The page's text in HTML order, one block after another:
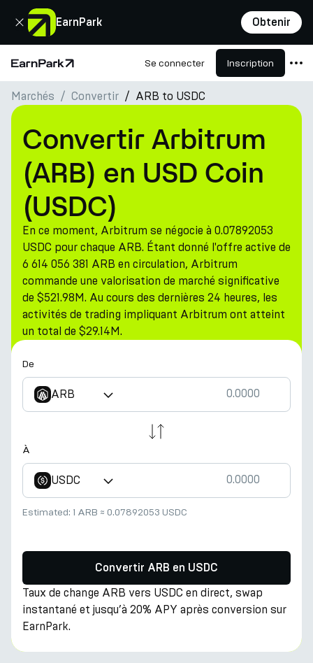
EarnPark Obtenir
Fermer
Page d'accueil Se connecter Inscription
Produits
Marchés
Calculatrices
PARK Token
Ressources
Entreprise
Marchés Convertir ARB to USDC
Convertir Arbitrum
(ARB) en USD Coin
(USDC)
En ce moment, Arbitrum se négocie à 0.07892053
USDC pour chaque ARB. Étant donné l'offre active de
6 614 056 381 ARB en circulation, Arbitrum
commande une valorisation de marché significative
de $521.98M. Au cours des dernières 24 heures, les
activités de trading impliquant Arbitrum ont atteint
un total de $29.14M.
De
ARB
À
USDC
Estimated: 1 ARB ≈ 0.07892053 USDC
Convertir ARB en USDC
Taux de change ARB vers USDC en direct, swap
instantané et jusqu’à 20% APY après conversion sur
EarnPark.